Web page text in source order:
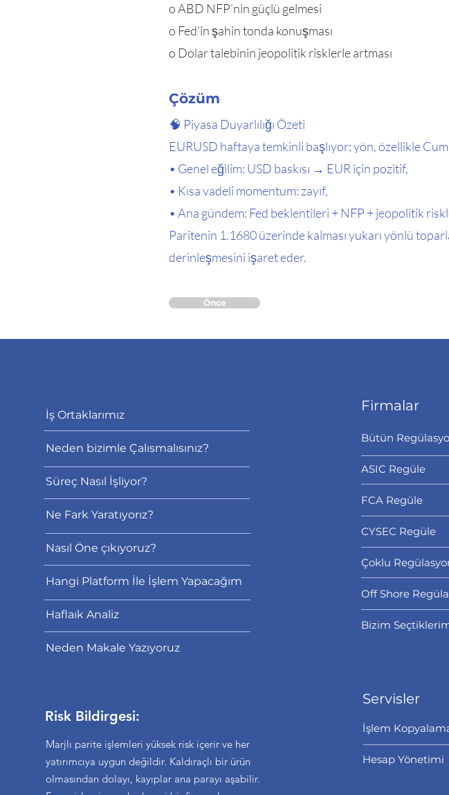
o ABD NFP’nin güçlü gelmesi
o Fed’in şahin tonda konuşması
o Dolar talebinin jeopolitik risklerle artması
Çözüm
🧠 Piyasa Duyarlılığı Özeti
EURUSD haftaya temkinli başlıyor; yön, özellikle
• Genel eğilim: USD baskısı → EUR için pozitif,
• Kısa vadeli momentum: zayıf,
• Ana gündem: Fed beklentileri + NFP + jeopolitik
Paritenin 1.1680 üzerinde kalması yukarı yönlü
derinleşmesini işaret eder.
Önce
İş Ortaklarımız
Neden bizimle Çalısmalısınız?
Süreç Nasıl İşliyor?
Ne Fark Yaratıyorız?
Nasıl Öne çıkıyoruz?
Hangi Platform İle İşlem Yapacağım
Haflaık Analiz
Neden Makale Yazıyoruz
Risk Bildirgesi:
Marjlı parite işlemleri yüksek risk içerir ve her
yatırımcıya uygun değildir. Kaldıraçlı bir ürün
olmasından dolayı, kayıplar ana parayı aşabilir.
Firmalar
Bütün
ASIC Regüle
FCA Regüle
CYSEC Regüle
Çoklu
Off Shore
Bizim
Servisler
İşlem
Hesap Yönetimi